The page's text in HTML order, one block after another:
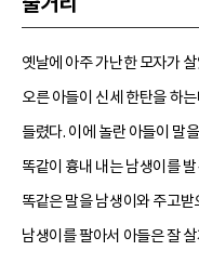
옛날에 아주 가난한 모자가
오른 아들이 신세 한탄을 하
들렸다. 이에 놀란 아들이 말
똑같이 흉내 내는 남생이를
똑같은 말을 남생이와 주고
남생이를 팔아서 아들은 잘